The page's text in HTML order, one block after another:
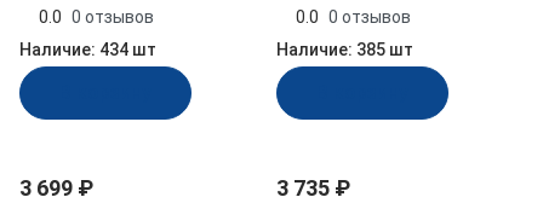
(SFBP1-G600-13A)
0.0 0 отзывов
Наличие: 434 шт
SeaFlo (SFBP1-G600-05)
0.0 0 отзывов
Наличие: 385 шт
3 699 ₽ 3 735 ₽